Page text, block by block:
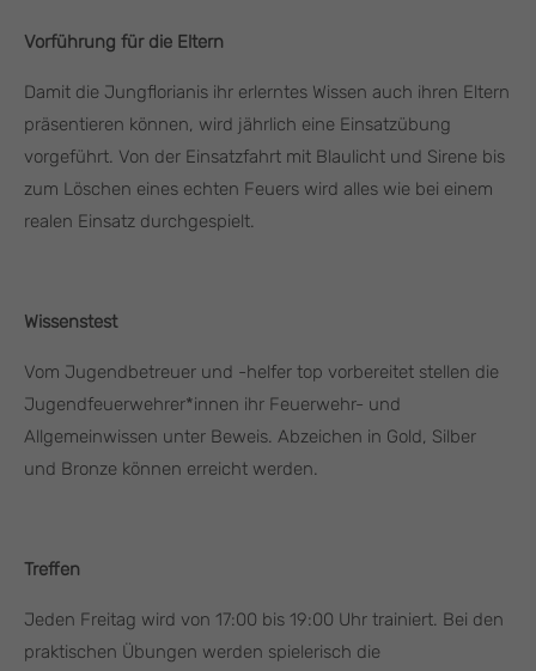
Vorführung für die Eltern
Damit die Jungflorianis ihr erlerntes Wissen auch ihren Eltern
präsentieren können, wird jährlich eine Einsatzübung
vorgeführt. Von der Einsatzfahrt mit Blaulicht und Sirene bis
zum Löschen eines echten Feuers wird alles wie bei einem
realen Einsatz durchgespielt.
Wissenstest
Vom Jugendbetreuer und -helfer top vorbereitet stellen die
Jugendfeuerwehrer*innen ihr Feuerwehr- und
Allgemeinwissen unter Beweis. Abzeichen in Gold, Silber
und Bronze können erreicht werden.
Treffen
Jeden Freitag wird von 17:00 bis 19:00 Uhr trainiert. Bei den
praktischen Übungen werden spielerisch die